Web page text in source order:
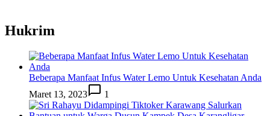
Hukrim
Beberapa Manfaat Infus Water Lemo Untuk Kesehatan Anda
Maret 13, 2023
1